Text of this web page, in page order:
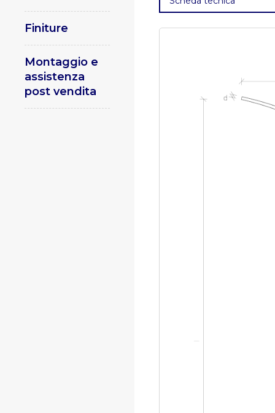
Finiture
Montaggio e
assistenza
post vendita
acciaio.. UNI EN 10025 –
Specifica e
della procedura di